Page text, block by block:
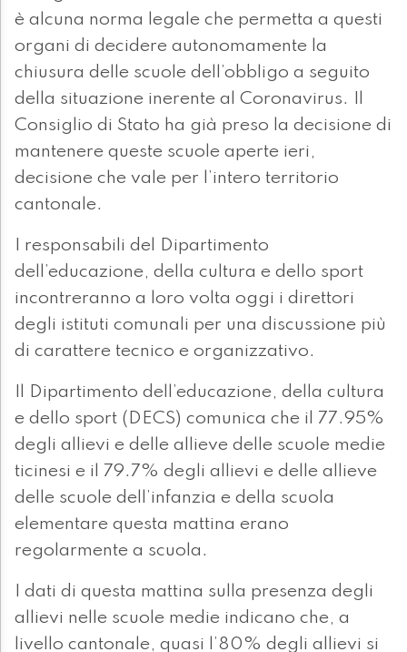
è alcuna norma legale che permetta a questi
organi di decidere autonomamente la
chiusura delle scuole dell’obbligo a seguito
della situazione inerente al Coronavirus. Il
Consiglio di Stato ha già preso la decisione di
mantenere queste scuole aperte ieri,
decisione che vale per l’intero territorio
cantonale.
I responsabili del Dipartimento
dell’educazione, della cultura e dello sport
incontreranno a loro volta oggi i direttori
degli istituti comunali per una discussione più
di carattere tecnico e organizzativo.
Il Dipartimento dell’educazione, della cultura
e dello sport (DECS) comunica che il 77.95%
degli allievi e delle allieve delle scuole medie
ticinesi e il 79.7% degli allievi e delle allieve
delle scuole dell’infanzia e della scuola
elementare questa mattina erano
regolarmente a scuola.
I dati di questa mattina sulla presenza degli
allievi nelle scuole medie indicano che, a
livello cantonale, quasi l’80% degli allievi si